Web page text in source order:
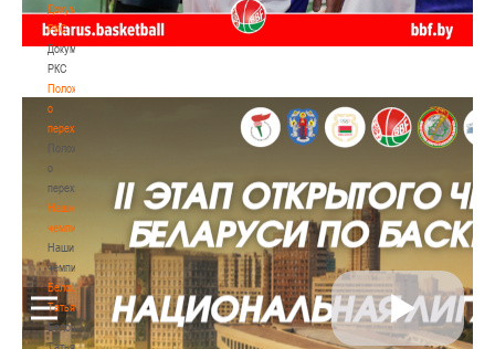
Документы
РКС
Документы
РКС
Положение
о
переходах
Положение
о
переходах
Наши
чемпионы
Наши
чемпионы
Белошапко
Татьяна
Белошапко
Татьяна